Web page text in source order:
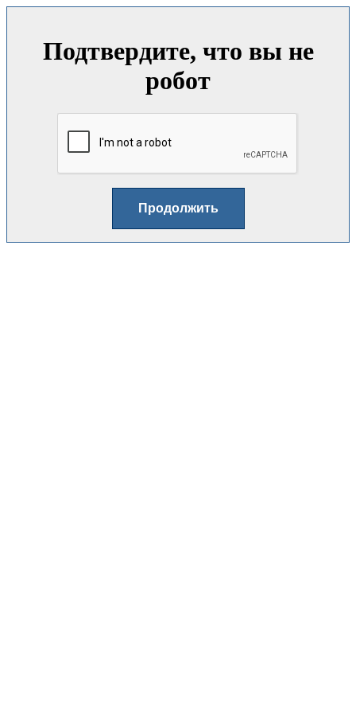
Подтвердите, что вы не
робот
Продолжить